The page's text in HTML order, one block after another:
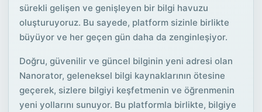
sürekli gelişen ve genişleyen bir bilgi havuzu
oluşturuyoruz. Bu sayede, platform sizinle birlikte
büyüyor ve her geçen gün daha da zenginleşiyor.
Doğru, güvenilir ve güncel bilginin yeni adresi olan
Nanorator, geleneksel bilgi kaynaklarının ötesine
geçerek, sizlere bilgiyi keşfetmenin ve öğrenmenin
yeni yollarını sunuyor. Bu platformla birlikte, bilgiye